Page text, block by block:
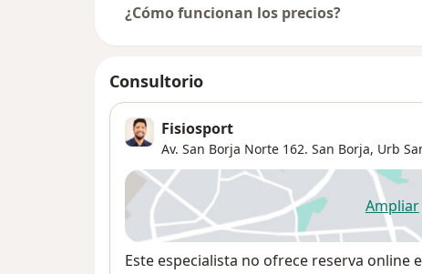
¿Cómo funcionan los precios?
Consultorio
Fisiosport
Av. San Borja Norte 162. San Borja, Urb
Ampliar
se
Disponibilidad
Este especialista no ofrece reserva online